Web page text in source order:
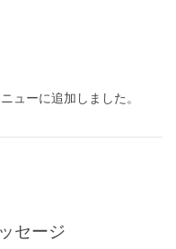
ューに追加しました。
セージ